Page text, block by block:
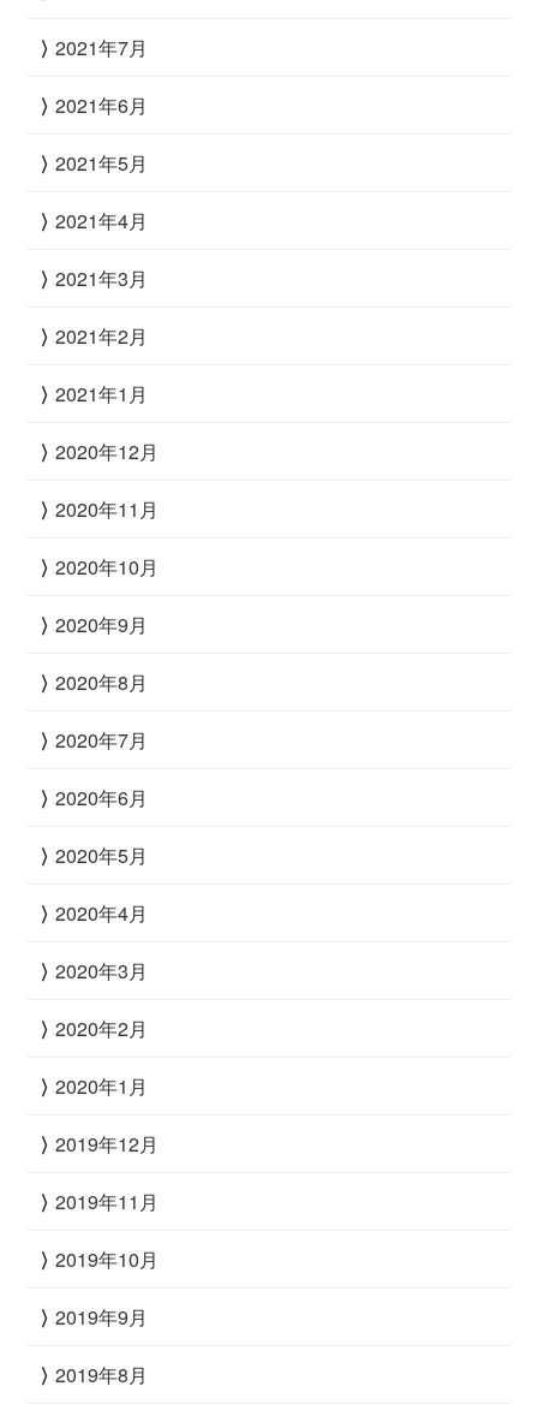
2021年7月
2021年6月
2021年5月
2021年4月
2021年3月
2021年2月
2021年1月
2020年12月
2020年11月
2020年10月
2020年9月
2020年8月
2020年7月
2020年6月
2020年5月
2020年4月
2020年3月
2020年2月
2020年1月
2019年12月
2019年11月
2019年10月
2019年9月
2019年8月